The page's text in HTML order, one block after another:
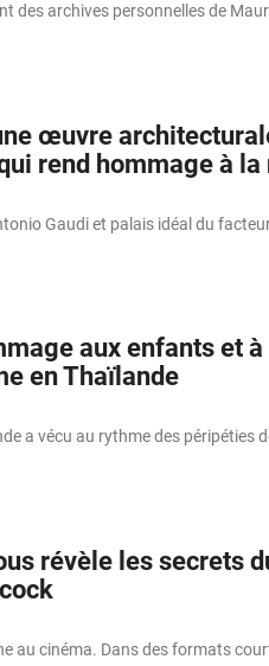
des archives personnelles de
œuvre
rend hommage à la
Gaudi et palais idéal du
aux enfants et
en Thaïlande
a vécu au rythme des péripéties
révèle les secrets
au cinéma. Dans des formats